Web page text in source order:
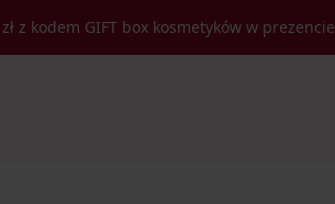
z kodem GIFT box kosmetyków w prezencie